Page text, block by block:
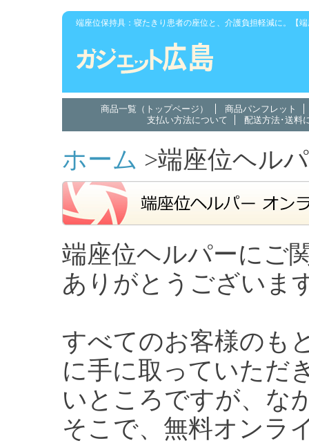
端座位保持具：寝たきり患者の座位と、介護負担軽減に。【
商品一覧（トップページ）
商品パンフレット
支払い方法について
配送方法･送料
ホーム >端座位ヘル
端座位ヘルパーにご
ありがとうございま
すべてのお客様のも
に手に取っていただ
いところですが、な
そこで、無料オンラ